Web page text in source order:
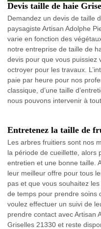
Devis taille de haie
Demandez un devis de taille
paysagiste Artisan Adolphe
varie en fonction des
notre entreprise de taille de
devis pour que vous puissiez
octroyer pour les travaux.
paie par heure pour nos
classique, d’une taille
nous pouvons intervenir à
Entretenez la taille de
Les arbres fruitiers sont nos
la période de cueillette, alors
entretien et une bonne taille.
leur meilleur offre pour tous
pas et que vous souhaitez
de temps pour prendre soins
voulez effectuer un suivi de
prendre contact avec Artisan
Griselles 21330 et reste